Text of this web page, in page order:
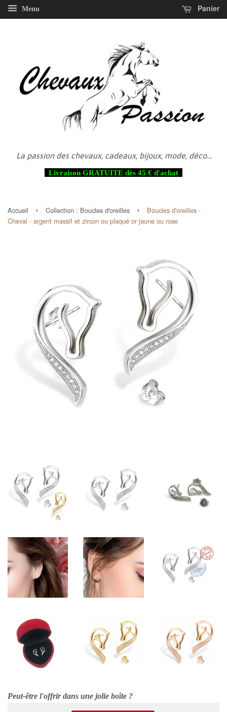
Menu Panier
La passion des chevaux, cadeaux, bijoux, mode, déco...
Livraison GRATUITE dès 45 € d'achat
Accueil › Collection : Boucles d'oreilles ›
Boucles d'oreilles -
Cheval - argent massif et zircon ou plaqué or jaune ou rose
Peut-être l'offrir dans une jolie boîte ?